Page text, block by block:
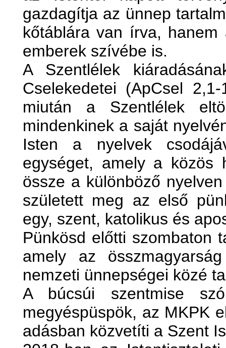
gazdagítja az ünnep
kőtáblára van írva,
emberek szívébe is.
A Szentlélek
Cselekedetei (ApCsel
miután a Szentlélek
mindenkinek a saját
Isten a nyelvek
egységet, amely a közös
össze a különböző
született meg az első
egy, szent, katolikus és
Pünkösd előtti szombaton
amely az
nemzeti ünnepségei közé
A búcsúi szentmise
megyéspüspök, az MKPK
adásban közvetíti a Szent